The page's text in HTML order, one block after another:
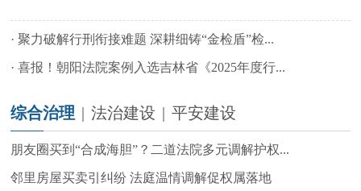
·聚力破解行刑衔接难题 深耕细铸“金检盾”检...
·喜报！朝阳法院案例入选吉林省《2025年度行...
综合治理 | 法治建设 | 平安建设
朋友圈买到“合成海胆”？二道法院多元调解护权...
邻里房屋买卖引纠纷 法庭温情调解促权属落地